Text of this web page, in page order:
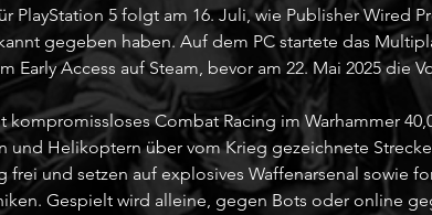
PlayStation 5 folgt am 16. Juli, wie Publisher Wired
gegeben haben. Auf dem PC startete das
Early Access auf Steam, bevor am 22. Mai 2025 die
Combat Racing im Warhammer
und Helikoptern über vom Krieg gezeichnete
frei und setzen auf explosives Waffenarsenal sowie
Gespielt wird alleine, gegen Bots oder online